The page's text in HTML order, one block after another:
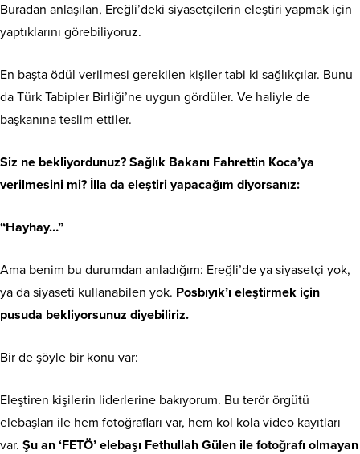
Buradan anlaşılan, Ereğli’deki siyasetçilerin eleştiri yapmak için
yaptıklarını görebiliyoruz.
En başta ödül verilmesi gerekilen kişiler tabi ki sağlıkçılar. Bunu
da Türk Tabipler Birliği’ne uygun gördüler. Ve haliyle de
başkanına teslim ettiler.
Siz ne bekliyordunuz? Sağlık Bakanı Fahrettin Koca’ya
verilmesini mi? İlla da eleştiri yapacağım diyorsanız:
“Hayhay…”
Ama benim bu durumdan anladığım: Ereğli’de ya siyasetçi yok,
ya da siyaseti kullanabilen yok. Posbıyık’ı eleştirmek için
pusuda bekliyorsunuz diyebiliriz.
Bir de şöyle bir konu var:
Eleştiren kişilerin liderlerine bakıyorum. Bu terör örgütü
elebaşları ile hem fotoğrafları var, hem kol kola video kayıtları
var. Şu an ‘FETÖ’ elebaşı Fethullah Gülen ile fotoğrafı olmayan